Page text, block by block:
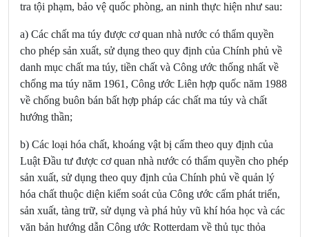
tra tội phạm, bảo vệ quốc phòng, an ninh thực hiện như sau:
a) Các chất ma túy được cơ quan nhà nước có thẩm quyền
cho phép sản xuất, sử dụng theo quy định của Chính phủ về
danh mục chất ma túy, tiền chất và Công ước thống nhất về
chống ma túy năm 1961, Công ước Liên hợp quốc năm 1988
về chống buôn bán bất hợp pháp các chất ma túy và chất
hướng thần;
b) Các loại hóa chất, khoáng vật bị cấm theo quy định của
Luật Đầu tư được cơ quan nhà nước có thẩm quyền cho phép
sản xuất, sử dụng theo quy định của Chính phủ về quản lý
hóa chất thuộc diện kiểm soát của Công ước cấm phát triển,
sản xuất, tàng trữ, sử dụng và phá hủy vũ khí hóa học và các
văn bản hướng dẫn Công ước Rotterdam về thủ tục thỏa